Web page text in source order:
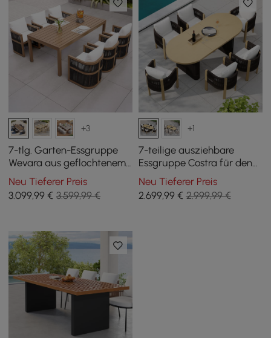
+3
7-tlg. Garten-Essgruppe
Wevara aus geflochtenem
Seil mit 6 Stühlen
Neu Tieferer Preis
3.099,99 € 3.599,99 €
+1
7-teilige ausziehbare
Essgruppe Costra für den
Außenbereich mit 6
geflochtenen Sesseln für 4
bis 6 Personen
Neu Tieferer Preis
2.699,99€ 2.999,99 €